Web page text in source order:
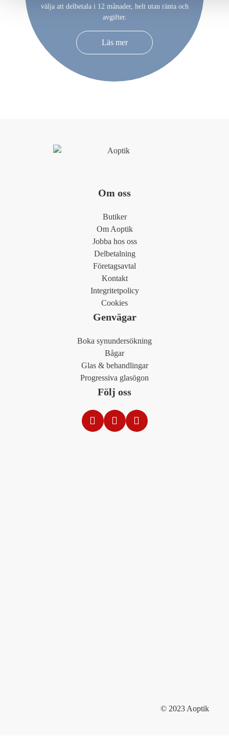
välja att delbetala i 12 månader, helt utan ränta och
avgifter.
Läs mer
Om oss
Butiker
Om Aoptik
Jobba hos oss
Delbetalning
Företagsavtal
Kontakt
Integritetpolicy
Cookies
Genvägar
Boka synundersökning
Bågar
Glas & behandlingar
Progressiva glasögon
Följ oss
© 2023 Aoptik